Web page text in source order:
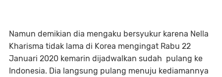
Namun demikian dia mengaku bersyukur karena Nella
Kharisma tidak lama di Korea mengingat Rabu 22
Januari 2020 kemarin dijadwalkan sudah pulang ke
Indonesia. Dia langsung pulang menuju kediamannya